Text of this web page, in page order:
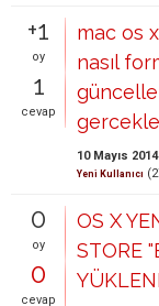
+1
oy
1
cevap
mac os
nasıl
10 Mayıs 2014
Yeni Kullanıcı (
0
oy
0
cevap
OS X
STORE